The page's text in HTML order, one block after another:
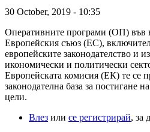
30 October, 2019 - 10:35
Оперативните програми (ОП) във
Европейския съюз (ЕС),
европейските законодателство и
икономически и политически
Европейската комисия (ЕК) те се
законодателна база за постигане
цели.
Влез или се регистрирай, за